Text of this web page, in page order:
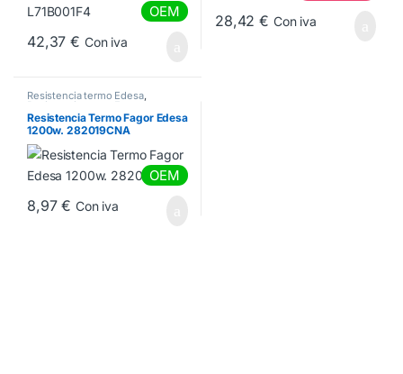
OEM
42,37€ Con iva
28,42€ Con iva
Resistencia termo Edesa,
Resistencia termo Fagor
Resistencias Termo Eléctrico
Resistencia Termo Fagor Edesa
1200w. 282019CNA
OEM
8,97€ Con iva